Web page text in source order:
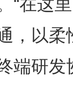
“在这
，以
端研